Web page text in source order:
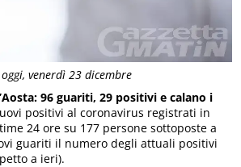
venerdì 23 dicembre
96 guariti, 29 positivi e calano i
positivi al coronavirus registrati in
24 ore su 177 persone sottoposte a
guariti il numero degli attuali positivi
a ieri).